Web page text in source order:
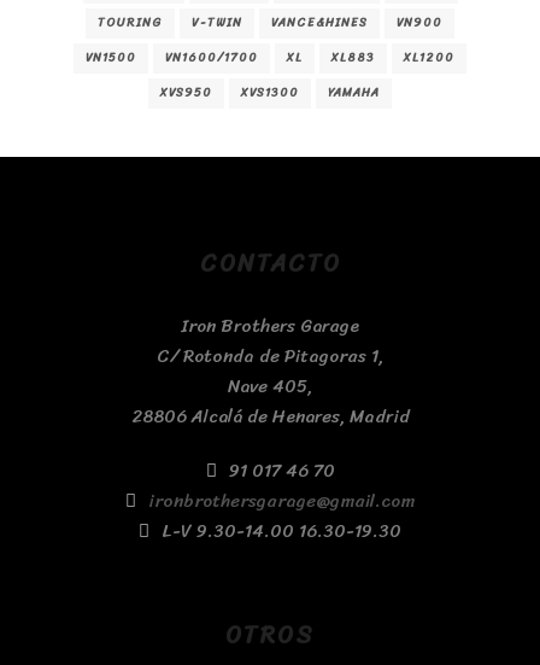
TOURING
V-TWIN VANCE&HINES
VN900
VN1500
VN1600/1700 XL XL883
XL1200
XVS950
XVS1300 YAMAHA
CONTACTO
Iron Brothers Garage
C/ Rotonda de Pitagoras 1,
Nave 405,
28806 Alcalá de Henares, Madrid
91 017 46 70
ironbrothersgarage@gmail.com
L-V 9.30-14.00 16.30-19.30
OTROS